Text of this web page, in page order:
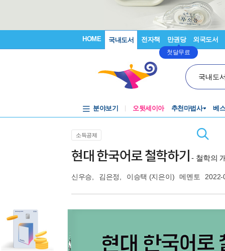
HOME 국내도서 전자책 만권당
첫달무료
외국도서
국내도
분야보기 오뒷세이아 추천마법사 베
소득공제
현대 한국어로 철학하기 - 철학의
신우승 김은정 이승택 (지은이) 메멘토 2022-